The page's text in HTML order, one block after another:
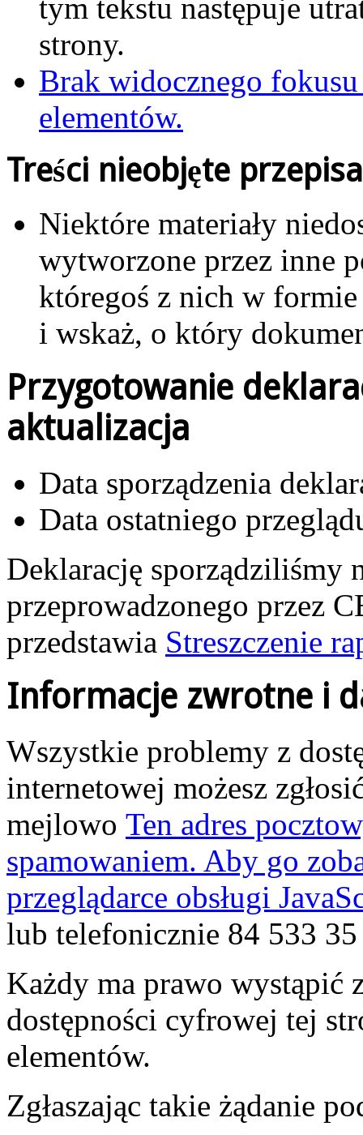
tym tekstu następuje
strony.
Brak widocznego
elementów.
Treści nieobjęte
Niektóre materiały
wytworzone przez inne
któregoś z nich w
i wskaż, o który
Przygotowanie
aktualizacja
Data sporządzenia
Data ostatniego
Deklarację sporządziliśmy
przeprowadzonego przez
przedstawia Streszczenie
Informacje zwrotne i
Wszystkie problemy z
internetowej możesz
mejlowo Ten adres
spamowaniem. Aby go
przeglądarce obsługi
lub telefonicznie 84 533
Każdy ma prawo wystąpić
dostępności cyfrowej tej
elementów.
Zgłaszając takie żądanie